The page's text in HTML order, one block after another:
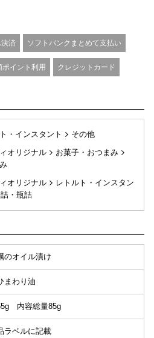
済 ソフトバンクまとめて支払い
ポイント利用 クレジットカード
・インスタント
その他
オリジナル
お菓子・おつまみ
オリジナル
レトルト・インスタン
・瓶詰
のオイル漬け
まわり油
内容総量85g
ラベルに記載